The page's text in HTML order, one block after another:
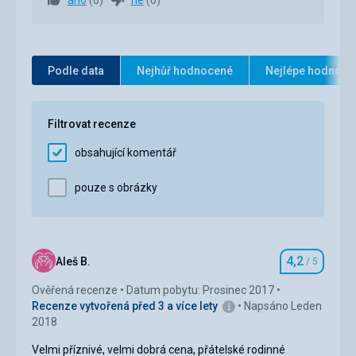
lázní atd.
Ubytování 3,0/ 5
Služby
Cena
dobré,
přátelští lidé, vše bez problémů.
Ubytování
Ubytování typicky rakouské - velký dům, dobře
vybavený apartmán, čisto.
Podle data Nejhůř hodnocené Nejlépe
Filtrovat recenze
obsahující komentář
pouze s obrázky
Aleš B. Hodnocení
4,2 / 5
Ověřená recenze
Datum pobytu: Prosinec 2017
Recenze vytvořená před 3 a více lety
Napsáno Leden
2018
Velmi příznivé, velmi dobrá cena, přátelské rodinné